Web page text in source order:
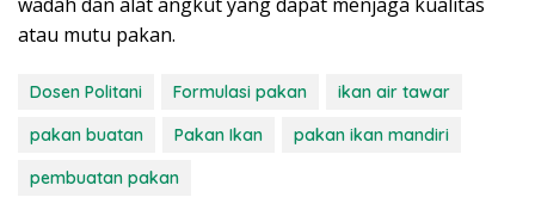
atau mutu pakan.
Dosen Politani Formulasi pakan
ikan air tawar
pakan buatan
Pakan Ikan
pakan ikan mandiri
pembuatan pakan